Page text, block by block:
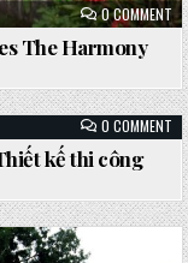
0 COMMENTON
The Harmony
0 COMMENTON
BỘ
kế thi công